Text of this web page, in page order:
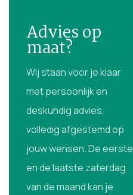
Advies op
maat?
Wij staan voor je klaar
met persoonlijk en
deskundig advies,
volledig afgestemd op
jouw wensen. De eerste
en de laatste zaterdag
van de maand kan je